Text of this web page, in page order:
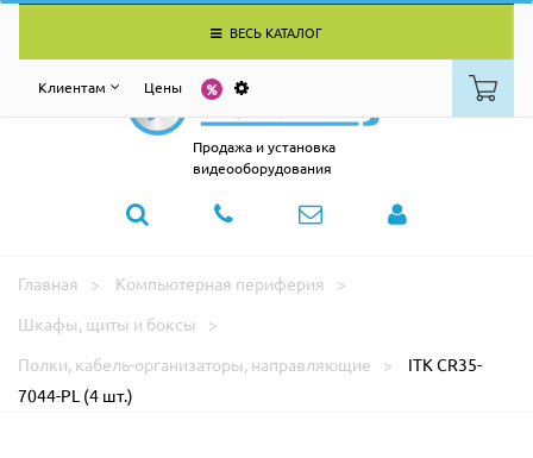
ВЕСЬ КАТАЛОГ
Клиентам Цены
Продажа и установка
видеооборудования
Главная
Компьютерная периферия
Шкафы, щиты и боксы
Полки, кабель-организаторы, направляющие
ITK CR35-
7044-PL (4 шт.)